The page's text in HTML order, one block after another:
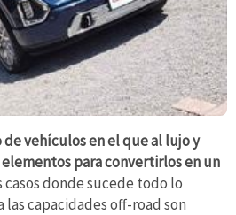
vehículos en el que al lujo y
para convertirlos en un
casos donde sucede todo lo
capacidades off-road son